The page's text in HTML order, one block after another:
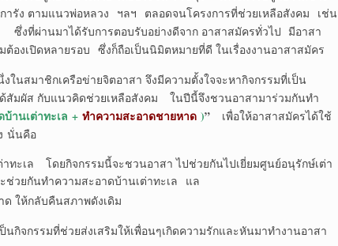
รัง ตามแนวพ่อหลวง ฯลฯ ตลอดจนโครงการที่ช่วยเหลือสังคม เช่น
งที่ผ่านมาได้รับการตอบรับอย่างดีจาก อาสาสมัครทั่วไป มีอาสา
องเปิดหลายรอบ ซึ่งก็ถือเป็นนิมิตหมายที่ดี ในเรื่องงานอาสาสมัคร
อข่ายจิตอาสา จึงมีความตั้งใจจะหากิจกรรมที่เป็น
สัมผัส กับแนวคิดช่วยเหลือสังคม ในปีนี้จึงชวนอาสามาร่วมกันทำ
านเต่าทะเล + ทำความสะอาดชายหาด )”
เพื่อให้อาสาสมัครได้ใช้
นั่นคือ
เล โดยกิจกรรมนี้จะชวนอาสา ไปช่วยกันไปเยี่ยมศูนย์อนุรักษ์เต่า
ช่วยกันทำความสะอาดบ้านเต่าทะเล แล
ห้กลับคืนสภาพดังเดิม
กิจกรรมที่ช่วยส่งเสริมให้เพื่อนๆเกิดความรักและหันมาทำงานอาสา